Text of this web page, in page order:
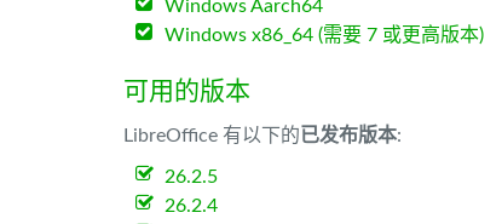
Windows Aarch64
Windows x86_64 (需要 7 或更高版本)
可用的版本
LibreOffice 有以下的已发布版本:
26.2.5
26.2.4